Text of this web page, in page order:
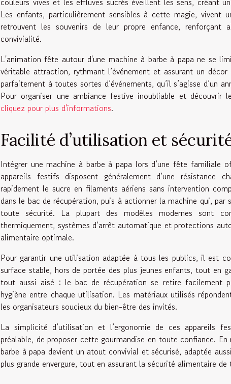
Les enfants, particulièrement sensibles à cette magie, vivent
retrouvent les souvenirs de leur propre enfance,
convivialité.
L'animation fête autour d'une machine à barbe à papa ne se
véritable attraction, rythmant l’événement et assurant un
parfaitement à toutes sortes d’événements, qu’il s’agisse d’un
Pour organiser une ambiance festive inoubliable et
cliquez pour plus d'informations.
Facilité d’utilisation et
Intégrer une machine à barbe à papa lors d’une fête familiale
appareils festifs disposent généralement d’une résistance
rapidement le sucre en filaments aériens sans intervention
dans le bac de récupération, puis à actionner la machine qui, par
toute sécurité. La plupart des modèles modernes sont
thermiquement, systèmes d’arrêt automatique et protections
alimentaire optimale.
Pour garantir une utilisation adaptée à tous les publics, il est
surface stable, hors de portée des plus jeunes enfants, tout en
tout aussi aisé : le bac de récupération se retire facilement
hygiène entre chaque utilisation. Les matériaux utilisés
les organisateurs soucieux du bien-être des invités.
La simplicité d’utilisation et l’ergonomie de ces appareils
préalable, de proposer cette gourmandise en toute confiance.
barbe à papa devient un atout convivial et sécurisé, adaptée
plus grande envergure, tout en assurant la sécurité alimentaire